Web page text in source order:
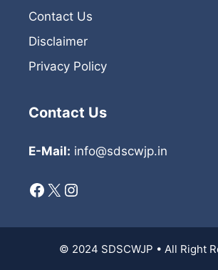
Contact Us
Disclaimer
Privacy Policy
Contact Us
E-Mail: info@sdscwjp.in
Facebook
X Instagram
© 2024 SDSCWJP • All Right